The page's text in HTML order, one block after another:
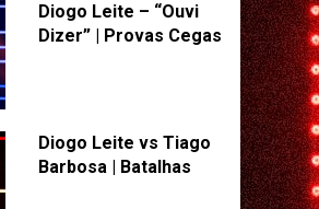
Diogo Leite – “Ouvi
Dizer” | Provas Cegas
Diogo Leite vs Tiago
Barbosa | Batalhas